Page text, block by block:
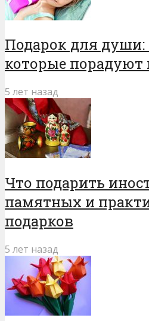
Подарок для души:
которые
5 лет назад
Что подарить
памятных и
подарков
5 лет назад